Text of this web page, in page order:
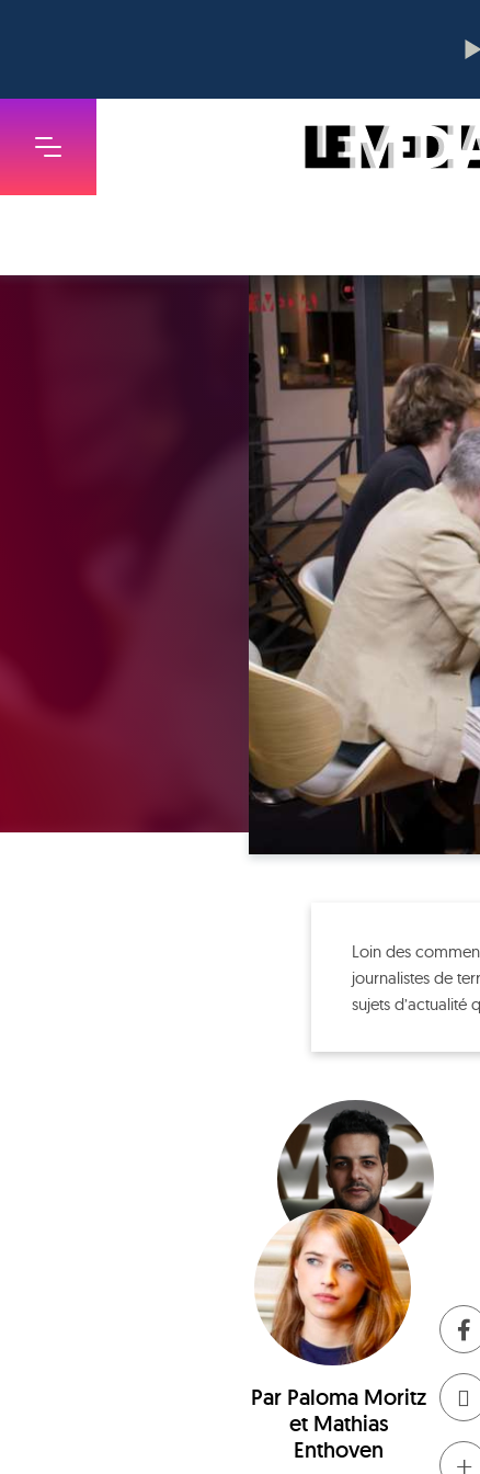
Loin des
journalistes de
sujets d’actualité
Par Paloma Moritz
et Mathias
Enthoven
+